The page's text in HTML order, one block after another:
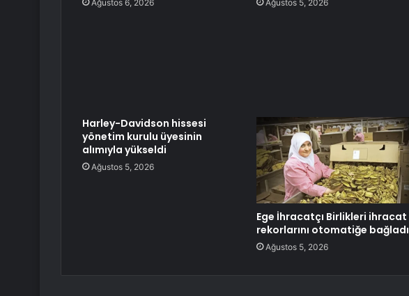
Ağustos 6, 2026 Ağustos 5, 2026
Harley-Davidson hissesi
yönetim kurulu üyesinin
alımıyla yükseldi
Ağustos 5, 2026
Ege İhracatçı Birlikleri ihracat
rekorlarını otomatiğe bağladı
Ağustos 5, 2026